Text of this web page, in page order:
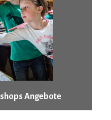
Angebote